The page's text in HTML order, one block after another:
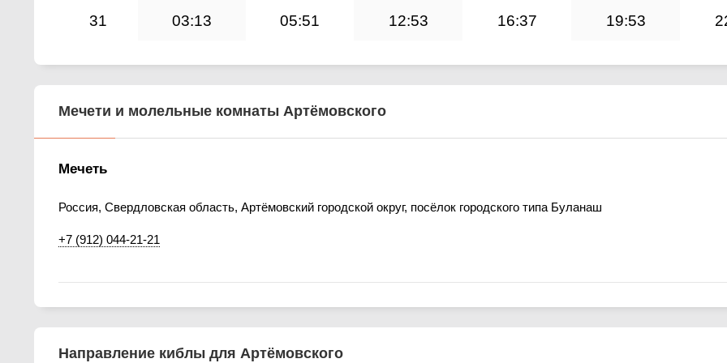
31 03:13 05:51 12:53 16:37 19:53
Мечети и молельные комнаты Артёмовского
Мечеть
Россия, Свердловская область, Артёмовский городской округ, посёлок городского типа Буланаш
+7 (912) 044-21-21
Направление киблы для Артёмовского